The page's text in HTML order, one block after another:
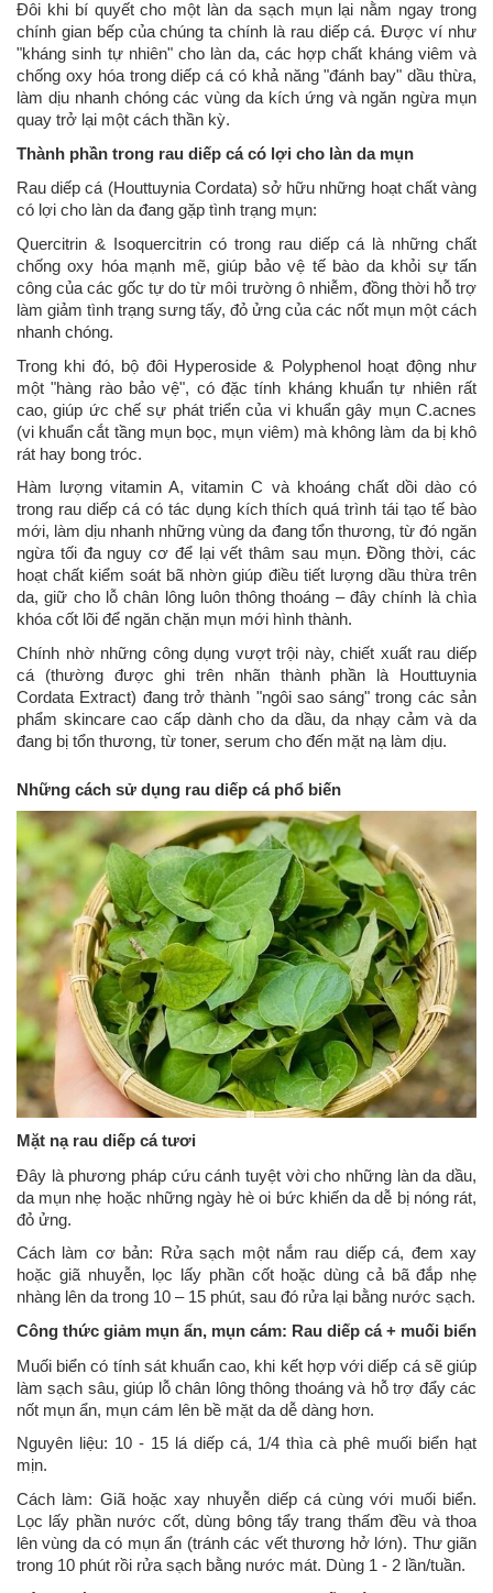
Đôi khi bí quyết cho một làn da sạch mụn lại nằm ngay trong
chính gian bếp của chúng ta chính là rau diếp cá. Được ví như
"kháng sinh tự nhiên" cho làn da, các hợp chất kháng viêm và
chống oxy hóa trong diếp cá có khả năng "đánh bay" dầu thừa,
làm dịu nhanh chóng các vùng da kích ứng và ngăn ngừa mụn
quay trở lại một cách thần kỳ.
Thành phần trong rau diếp cá có lợi cho làn da mụn
Rau diếp cá (Houttuynia Cordata) sở hữu những hoạt chất vàng
có lợi cho làn da đang gặp tình trạng mụn:
Quercitrin & Isoquercitrin có trong rau diếp cá là những chất
chống oxy hóa mạnh mẽ, giúp bảo vệ tế bào da khỏi sự tấn
công của các gốc tự do từ môi trường ô nhiễm, đồng thời hỗ trợ
làm giảm tình trạng sưng tấy, đỏ ửng của các nốt mụn một cách
nhanh chóng.
Trong khi đó, bộ đôi Hyperoside & Polyphenol hoạt động như
một "hàng rào bảo vệ", có đặc tính kháng khuẩn tự nhiên rất
cao, giúp ức chế sự phát triển của vi khuẩn gây mụn C.acnes
(vi khuẩn cắt tầng mụn bọc, mụn viêm) mà không làm da bị khô
rát hay bong tróc.
Hàm lượng vitamin A, vitamin C và khoáng chất dồi dào có
trong rau diếp cá có tác dụng kích thích quá trình tái tạo tế bào
mới, làm dịu nhanh những vùng da đang tổn thương, từ đó ngăn
ngừa tối đa nguy cơ để lại vết thâm sau mụn. Đồng thời, các
hoạt chất kiểm soát bã nhờn giúp điều tiết lượng dầu thừa trên
da, giữ cho lỗ chân lông luôn thông thoáng – đây chính là chìa
khóa cốt lõi để ngăn chặn mụn mới hình thành.
Chính nhờ những công dụng vượt trội này, chiết xuất rau diếp
cá (thường được ghi trên nhãn thành phần là Houttuynia
Cordata Extract) đang trở thành "ngôi sao sáng" trong các sản
phẩm skincare cao cấp dành cho da dầu, da nhạy cảm và da
đang bị tổn thương, từ toner, serum cho đến mặt nạ làm dịu.
Những cách sử dụng rau diếp cá phổ biến
Mặt nạ rau diếp cá tươi
Đây là phương pháp cứu cánh tuyệt vời cho những làn da dầu,
da mụn nhẹ hoặc những ngày hè oi bức khiến da dễ bị nóng rát,
đỏ ửng.
Cách làm cơ bản: Rửa sạch một nắm rau diếp cá, đem xay
hoặc giã nhuyễn, lọc lấy phần cốt hoặc dùng cả bã đắp nhẹ
nhàng lên da trong 10 – 15 phút, sau đó rửa lại bằng nước sạch.
Công thức giảm mụn ẩn, mụn cám: Rau diếp cá + muối biển
Muối biển có tính sát khuẩn cao, khi kết hợp với diếp cá sẽ giúp
làm sạch sâu, giúp lỗ chân lông thông thoáng và hỗ trợ đẩy các
nốt mụn ẩn, mụn cám lên bề mặt da dễ dàng hơn.
Nguyên liệu: 10 - 15 lá diếp cá, 1/4 thìa cà phê muối biển hạt
mịn.
Cách làm: Giã hoặc xay nhuyễn diếp cá cùng với muối biển.
Lọc lấy phần nước cốt, dùng bông tẩy trang thấm đều và thoa
lên vùng da có mụn ẩn (tránh các vết thương hở lớn). Thư giãn
trong 10 phút rồi rửa sạch bằng nước mát. Dùng 1 - 2 lần/tuần.